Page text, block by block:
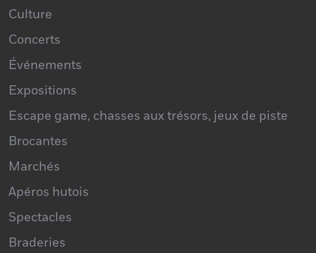
Événements sportifs
Culture
Concerts
Événements
Expositions
Escape game, chasses aux trésors, jeux de piste
Brocantes
Marchés
Apéros hutois
Spectacles